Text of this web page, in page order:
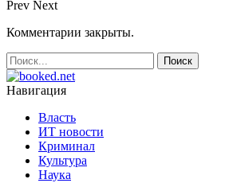
Prev Next
Комментарии закрыты.
Навигация
Власть
ИТ новости
Криминал
Культура
Наука